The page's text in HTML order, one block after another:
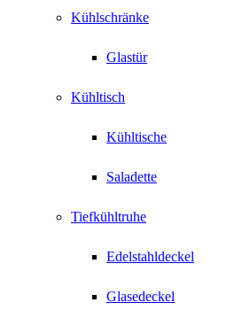
Kühlschränke
Glastür
Kühltisch
Kühltische
Saladette
Tiefkühltruhe
Edelstahldeckel
Glasedeckel